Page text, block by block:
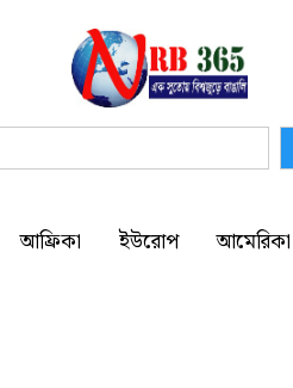
আফ্রিকা ইউরোপ আমেরিকা